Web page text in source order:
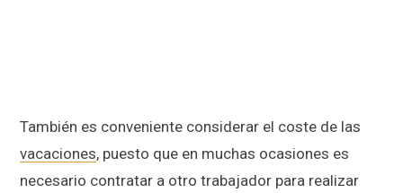
También es conveniente considerar el coste de las
vacaciones, puesto que en muchas ocasiones es
necesario contratar a otro trabajador para realizar